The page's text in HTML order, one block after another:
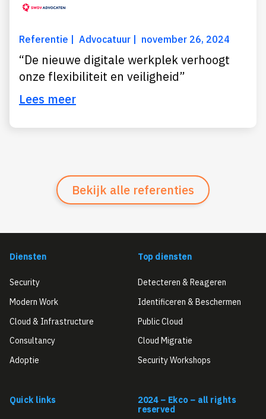
Referentie Advocatuur november 26, 2024
“De nieuwe digitale werkplek verhoogt
onze flexibiliteit en veiligheid”
Lees meer
Bekijk alle referenties
Diensten
Security
Modern Work
Cloud & Infrastructure
Consultancy
Adoptie
Top diensten
Detecteren & Reageren
Identificeren & Beschermen
Public Cloud
Cloud Migratie
Security Workshops
Quick links
2024 – Ekco – all rights
reserved